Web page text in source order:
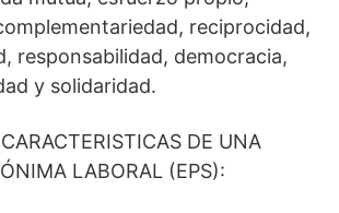
reciprocidad,
responsabilidad, democracia,
y solidaridad.
DE UNA
LABORAL (EPS):